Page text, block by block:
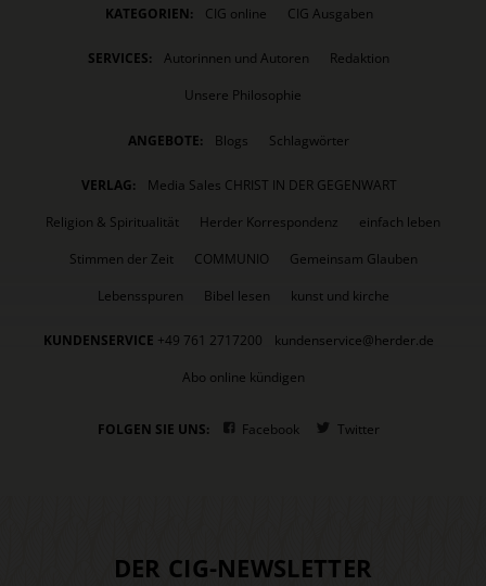
KATEGORIEN: CIG online CIG Ausgaben
SERVICES: Autorinnen und Autoren
Redaktion
Unsere Philosophie
ANGEBOTE: Blogs Schlagwörter
VERLAG:
Media Sales CHRIST IN DER GEGENWART
Religion & Spiritualität
Herder Korrespondenz
einfach leben
Stimmen der Zeit
COMMUNIO
Gemeinsam Glauben
Lebensspuren
Bibel lesen kunst und kirche
KUNDENSERVICE +49 761 2717200
kundenservice@herder.de
Abo online kündigen
FOLGEN SIE UNS: Facebook Twitter
DER CIG-NEWSLETTER